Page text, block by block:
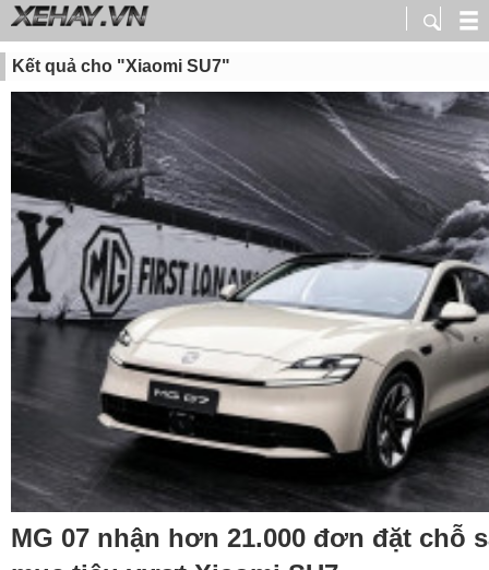
Kết quả cho "Xiaomi SU7"
MG 07 nhận hơn 21.000 đơn đặt chỗ